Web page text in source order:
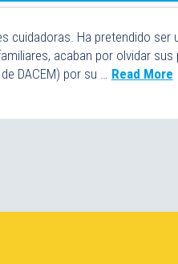
Ha pretendido
acaban por olvidar
DACEM) por su … Read More